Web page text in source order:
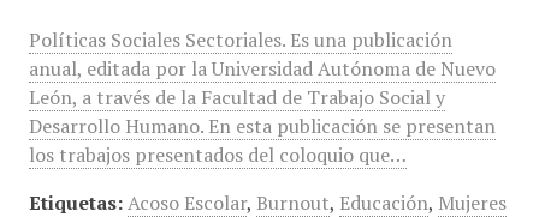
Políticas Sociales Sectoriales. Es una publicación
anual, editada por la Universidad Autónoma de Nuevo
León, a través de la Facultad de Trabajo Social y
Desarrollo Humano. En esta publicación se presentan
los trabajos presentados del coloquio que…
Etiquetas: Acoso Escolar, Burnout, Educación, Mujeres